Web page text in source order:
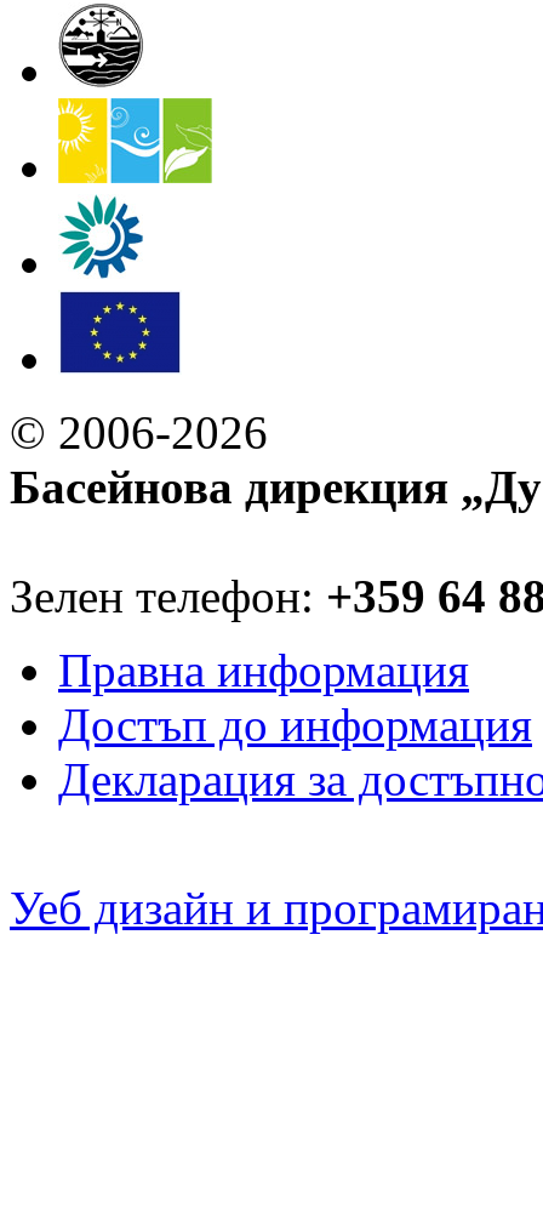
© 2006-2026
Басейнова дирекция
Зелен телефон: +359 64
Правна информация
Достъп до информация
Декларация за
Уеб дизайн и